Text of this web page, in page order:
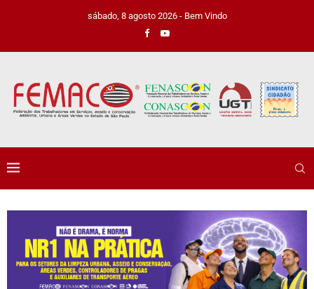
sábado, 8 agosto 2026 - Bem Vindo